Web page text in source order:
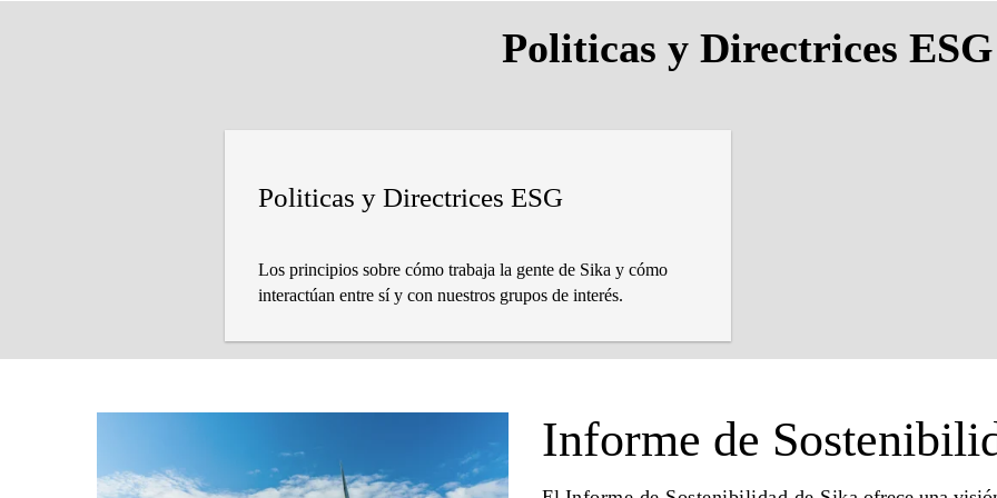
Politicas y Directrices ESG
Politicas y Directrices ESG
Los principios sobre cómo trabaja la gente de Sika y cómo
interactúan entre sí y con nuestros grupos de interés.
Informe de